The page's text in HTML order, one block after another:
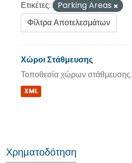
Ετικέτες:
Parking Areas
Φίλτρα Αποτελεσμάτων
Χώροι Στάθμευσης
Τοποθεσία χώρων στάθμευσης.
XML
Χρηματοδότηση